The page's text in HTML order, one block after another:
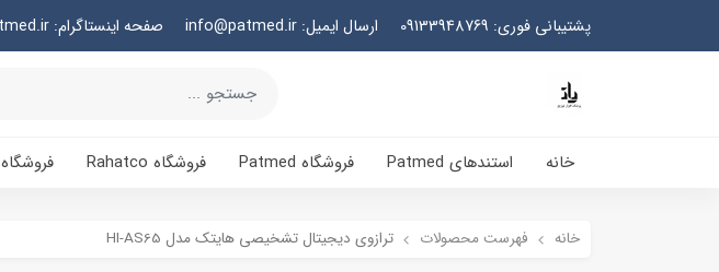
پشتیبانی فوری: 09133948769 ارسال ایمیل: info@patmed.ir صفحه اینستاگرام: Patmed.ir
خانه استندهای Patmed فروشگاه Patmed فروشگاه Rahatco فروشگاه hi-tec
خانه فهرست محصولات ترازوی دیجیتال تشخیصی هایتک مدل HI-AS65